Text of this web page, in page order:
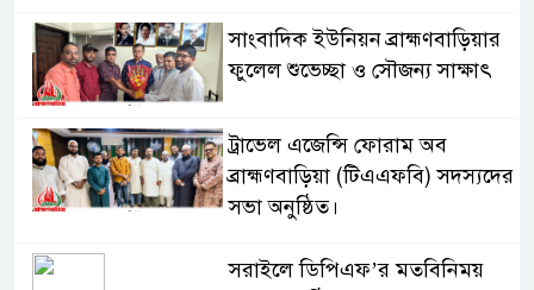
সাংবাদিক ইউনিয়ন ব্রাহ্মণবাড়িয়ার
ফুলেল শুভেচ্ছা ও সৌজন্য সাক্ষাৎ
ট্রাভেল এজেন্সি ফোরাম অব
ব্রাহ্মণবাড়িয়া (টিএএফবি) সদস্যদের
সভা অনুষ্ঠিত।
সরাইলে ডিপিএফ’র মতবিনিময়